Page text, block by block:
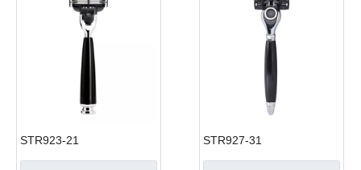
STR923-21 STR927-31